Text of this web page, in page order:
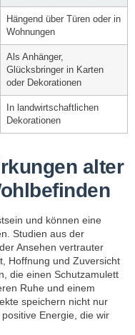
Hängend über Türen oder in
Wohnungen
Als Anhänger,
Glücksbringer in Karten
oder Dekorationen
In landwirtschaftlichen
Dekorationen
alter
und können eine
Studien aus der
Ansehen vertrauter
Hoffnung und Zuversicht
die einen Schutzamulett
Ruhe und einem
speichern nicht nur
Energie, die wir